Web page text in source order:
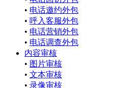
• 电话邀约外包
• 呼入客服外包
• 电话营销外包
• 电话调查外包
内容审核
• 图片审核
• 文本审核
• 录像审核